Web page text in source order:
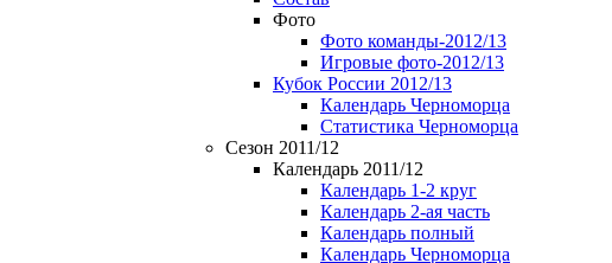
Фото
Фото команды-2012/13
Игровые фото-2012/13
Кубок России 2012/13
Календарь Черноморца
Статистика Черноморца
Сезон 2011/12
Календарь 2011/12
Календарь 1-2 круг
Календарь 2-ая часть
Календарь полный
Календарь Черноморца